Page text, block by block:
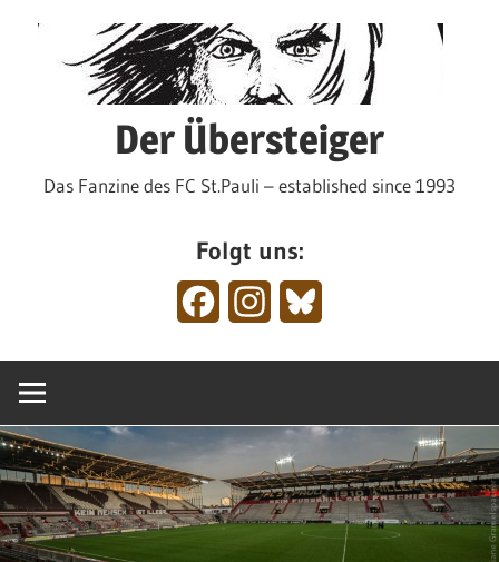
Der Übersteiger
Das Fanzine des FC St.Pauli – established since 1993
Folgt uns:
FacebookInstagram